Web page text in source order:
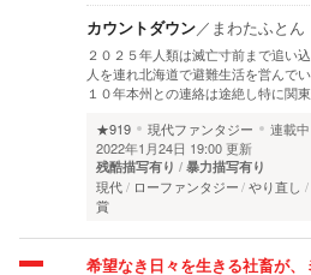
カウントダウン／ まわたふとん
２０２５年人類は滅亡寸前まで追い
人を連れ北海道で避難生活を営んで
１０年本州との連絡は途絶し特に関
★919
現代ファンタジー 連載中
2022年1月24日 19:00 更新
残酷描写有り 暴力描写有り
現代 ローファンタジー やり直し
賞
希望なき日々を生きる社畜が